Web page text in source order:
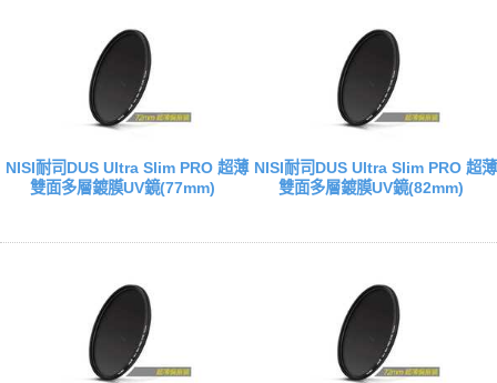
NISI耐司DUS Ultra Slim PRO 超薄
雙面多層鍍膜UV鏡(77mm)
NISI耐司DUS Ultra Slim PRO 超薄
雙面多層鍍膜UV鏡(82mm)